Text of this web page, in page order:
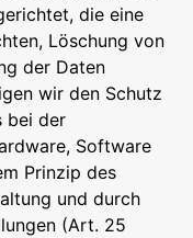
die eine
Löschung von
der Daten
wir den Schutz
bei der
Software
Prinzip des
und durch
(Art. 25